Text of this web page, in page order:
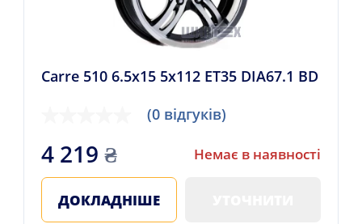
Carre 510 6.5x15 5x112 ET35 DIA67.1 BD
(0 відгуків)
4 219 ₴ Немає в наявності
ДОКЛАДНІШЕ